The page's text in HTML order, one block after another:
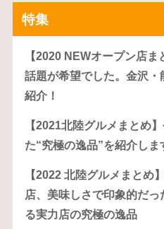
特集
【2020 NEWオープン店
話題が希望でした。金沢
紹介！
【2021北陸グルメまとめ
た“究極の逸品”を紹介し
【2022 北陸グルメまとめ
店、美味しさで印象的だ
る実力店の究極の逸品